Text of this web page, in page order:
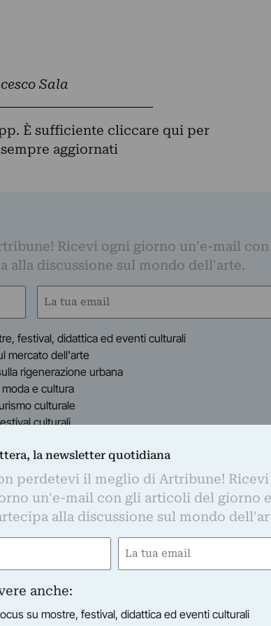
Sala
È sufficiente cliccare qui per
aggiornati
Ricevi ogni giorno un'e-mail
alla discussione sul mondo dell'arte.
Email
festival, didattica ed eventi culturali
mercato dell'arte
rigenerazione urbana
e cultura
culturale
culturali
sul mondo dell'arte, nel rispetto della privacy come
su MailChimp e trattati secondo le modalità riportate in
link presente nelle email.
la vittoria dei mondiali. Quelli fichi contro la
Francia. Lo ha fatto (nascere) a Voghera, il
la newsletter quotidiana
perdetevi il meglio di Artribune!
un'e-mail con gli articoli del giorno
alla discussione sul mondo
Email
anche:
su mostre, festival, didattica ed eventi culturali